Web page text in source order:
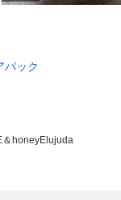
パック
＆honeyElujuda